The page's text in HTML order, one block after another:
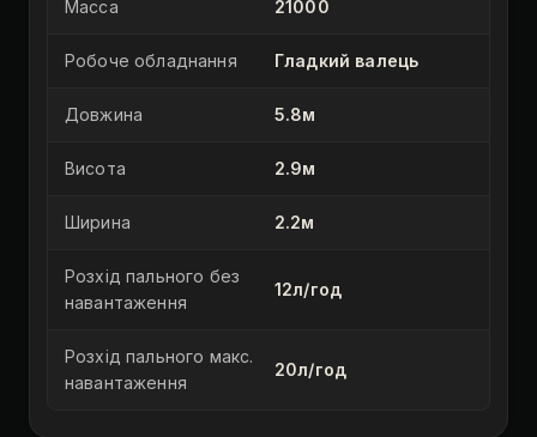
Масса 21000
Робоче обладнання Гладкий валець
Довжина 5.8м
Висота 2.9м
Ширина 2.2м
Розхід пального без
навантаження
12л/год
Розхід пального макс.
навантаження
20л/год